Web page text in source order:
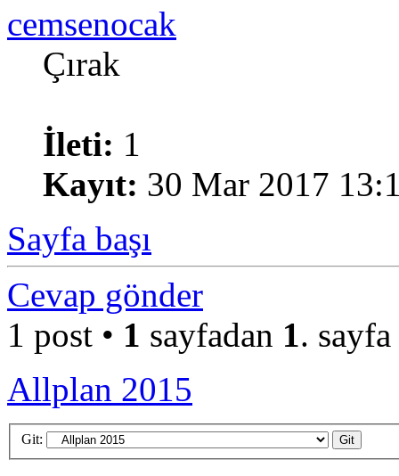
cemsenocak
Çırak
İleti: 1
Kayıt: 30 Mar 2017
Sayfa başı
Cevap gönder
1 post • 1 sayfadan 1. sayfa
Allplan 2015
Git: